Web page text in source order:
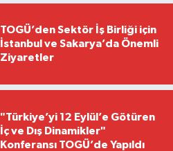
TOGÜ’den Sektör İş Birliği için
İstanbul ve Sakarya’da Önemli
Ziyaretler
"Türkiye’yi 12 Eylül’e Götüren
İç ve Dış Dinamikler"
Konferansı TOGÜ’de Yapıldı